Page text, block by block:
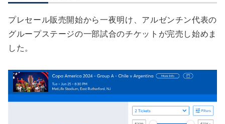
プレセール販売開始から一夜明け、アルゼンチン代表の
グループステージの一部試合のチケットが完売し始めま
した。